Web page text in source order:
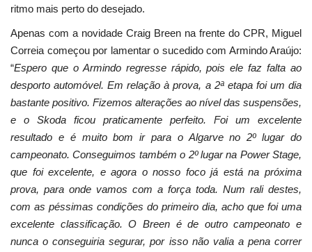
ritmo mais perto do desejado.
Apenas com a novidade Craig Breen na frente do CPR, Miguel
Correia começou por lamentar o sucedido com Armindo Araújo:
“Espero que o Armindo regresse rápido, pois ele faz falta ao
desporto automóvel. Em relação à prova, a 2ª etapa foi um dia
bastante positivo. Fizemos alterações ao nível das suspensões,
e o Skoda ficou praticamente perfeito. Foi um excelente
resultado e é muito bom ir para o Algarve no 2º lugar do
campeonato. Conseguimos também o 2º lugar na Power Stage,
que foi excelente, e agora o nosso foco já está na próxima
prova, para onde vamos com a força toda. Num rali destes,
com as péssimas condições do primeiro dia, acho que foi uma
excelente classificação. O Breen é de outro campeonato e
nunca o conseguiria segurar, por isso não valia a pena correr